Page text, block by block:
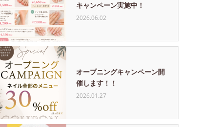
キャンペーン実施中！
2026.06.02
オープニングキャンペーン開
催します！！
2026.01.27